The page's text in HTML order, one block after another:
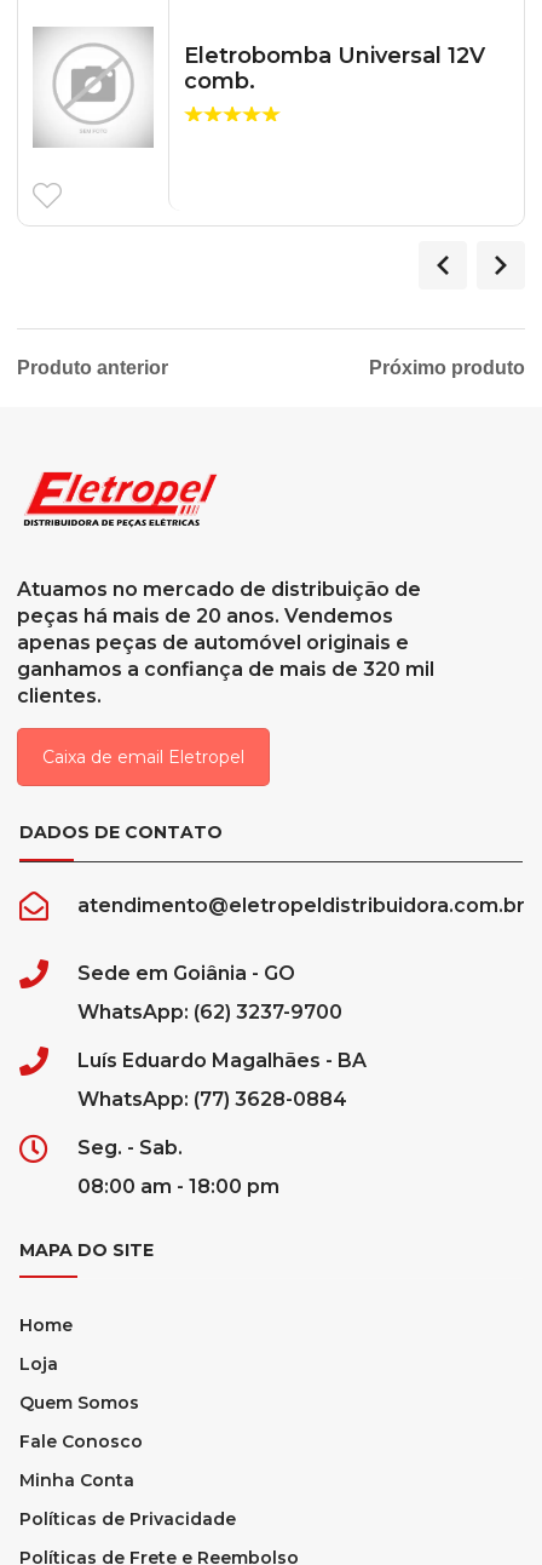
Eletrobomba Universal 12V
comb.
Produto anterior Próximo produto
Atuamos no mercado de distribuição de
peças há mais de 20 anos. Vendemos
apenas peças de automóvel originais e
ganhamos a confiança de mais de 320 mil
clientes.
Caixa de email Eletropel
DADOS DE CONTATO
atendimento@eletropeldistribuidora.com.br
Sede em Goiânia - GO
WhatsApp: (62) 3237-9700
Luís Eduardo Magalhães - BA
WhatsApp: (77) 3628-0884
Seg. - Sab.
08:00 am - 18:00 pm
MAPA DO SITE
Home
Loja
Quem Somos
Fale Conosco
Minha Conta
Políticas de Privacidade
Políticas de Frete e Reembolso